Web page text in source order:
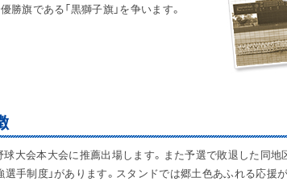
勝旗である「黒獅子旗」を争います。
大会本大会に推薦出場します。また予選で敗退した同地
選手制度」があります。スタンドでは郷土色あふれる応援